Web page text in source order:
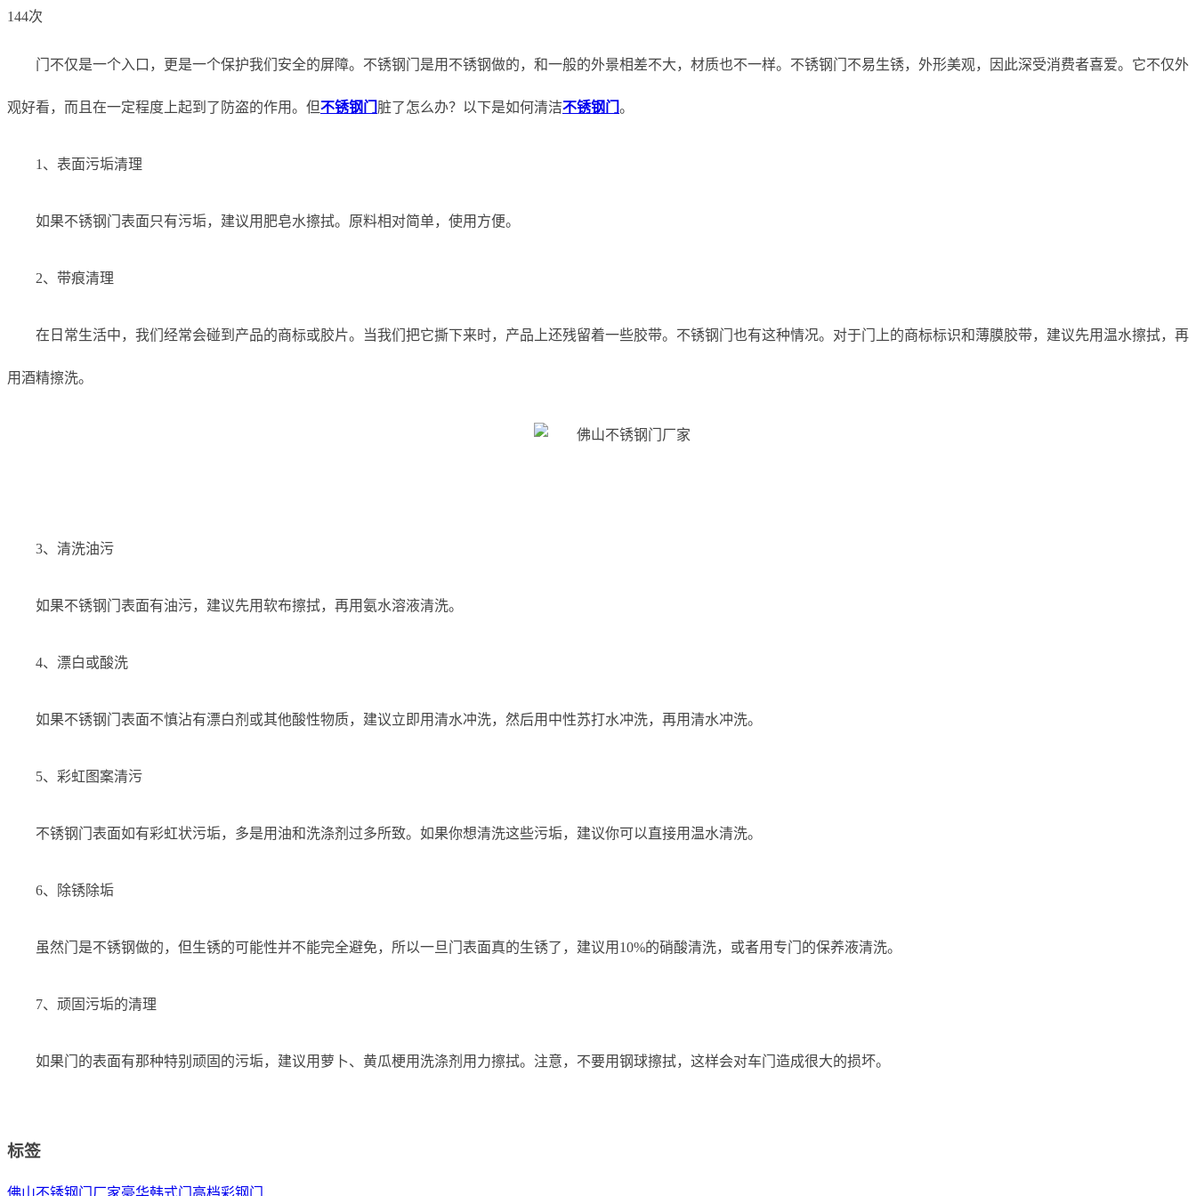
144次
门不仅是一个入口，更是一个保护我们安全的屏障。不锈钢门是用不锈钢做的，和一般的外景相差不大，材质也不一样。不锈钢门不易生锈，外形美观，因此深受消费者喜爱。它不仅外
观好看，而且在一定程度上起到了防盗的作用。但不锈钢门 脏了怎么办？以下是如何清洁不锈钢门 。
1、表面污垢清理
如果不锈钢门表面只有污垢，建议用肥皂水擦拭。原料相对简单，使用方便。
2、带痕清理
在日常生活中，我们经常会碰到产品的商标或胶片。当我们把它撕下来时，产品上还残留着一些胶带。不锈钢门也有这种情况。对于门上的商标标识和薄膜胶带，建议先用温水擦拭，再
用酒精擦洗。
3、清洗油污
如果不锈钢门表面有油污，建议先用软布擦拭，再用氨水溶液清洗。
4、漂白或酸洗
如果不锈钢门表面不慎沾有漂白剂或其他酸性物质，建议立即用清水冲洗，然后用中性苏打水冲洗，再用清水冲洗。
5、彩虹图案清污
不锈钢门表面如有彩虹状污垢，多是用油和洗涤剂过多所致。如果你想清洗这些污垢，建议你可以直接用温水清洗。
6、除锈除垢
虽然门是不锈钢做的，但生锈的可能性并不能完全避免，所以一旦门表面真的生锈了，建议用10%的硝酸清洗，或者用专门的保养液清洗。
7、顽固污垢的清理
如果门的表面有那种特别顽固的污垢，建议用萝卜、黄瓜梗用洗涤剂用力擦拭。注意，不要用钢球擦拭，这样会对车门造成很大的损坏。
标签
佛山不锈钢门厂家豪华韩式门 高档彩钢门